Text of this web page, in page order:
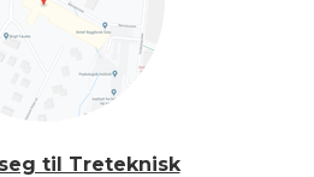
til Treteknisk